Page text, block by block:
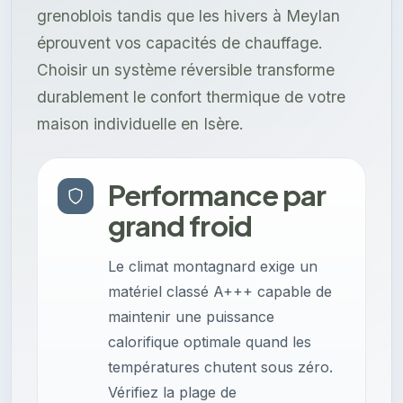
grenoblois tandis que les hivers à Meylan
éprouvent vos capacités de chauffage.
Choisir un système réversible transforme
durablement le confort thermique de votre
maison individuelle en Isère.
Performance par
grand froid
Le climat montagnard exige un
matériel classé A+++ capable de
maintenir une puissance
calorifique optimale quand les
températures chutent sous zéro.
Vérifiez la plage de